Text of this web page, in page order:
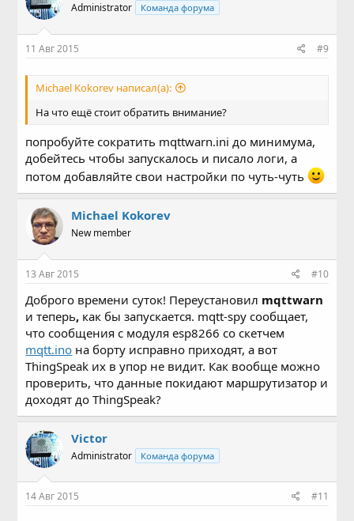
Administrator Команда форума
11 Авг 2015 #9
Michael Kokorev написал(а):
На что ещё стоит обратить внимание?
попробуйте сократить mqttwarn.ini до минимума,
добейтесь чтобы запускалось и писало логи, а
потом добавляйте свои настройки по чуть-чуть
Michael Kokorev
New member
13 Авг 2015 #10
Доброго времени суток! Переустановил mqttwarn
и теперь, как бы запускается. mqtt-spy сообщает,
что сообщения с модуля esp8266 со скетчем
mqtt.ino на борту исправно приходят, а вот
ThingSpeak их в упор не видит. Как вообще можно
проверить, что данные покидают маршрутизатор и
доходят до ThingSpeak?
Victor
Administrator Команда форума
14 Авг 2015 #11